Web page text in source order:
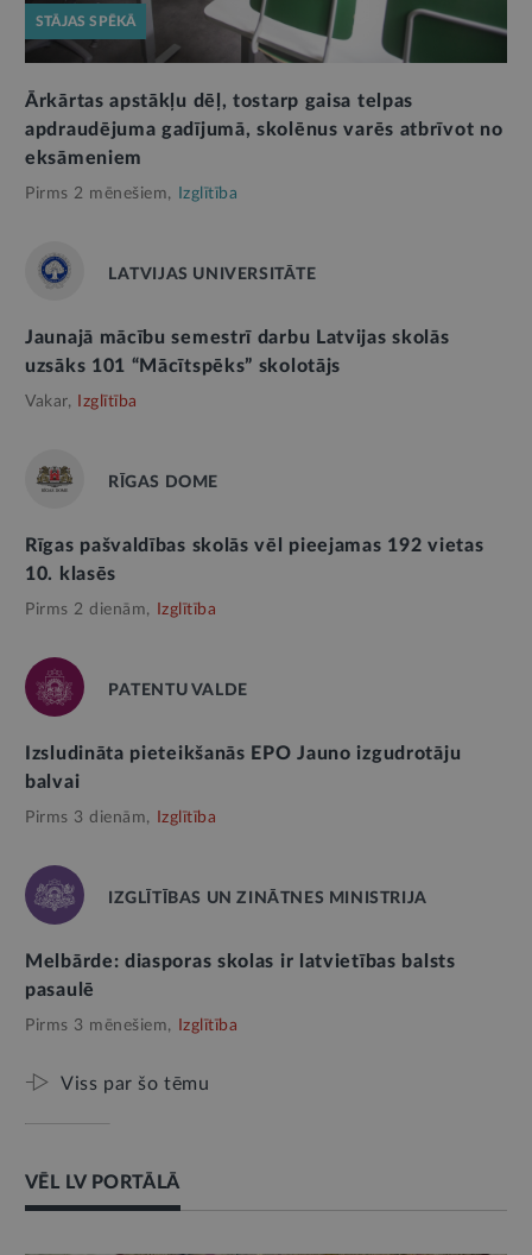
STĀJAS SPĒKĀ
Ārkārtas apstākļu dēļ, tostarp gaisa telpas
apdraudējuma gadījumā, skolēnus varēs atbrīvot no
eksāmeniem
Pirms 2 mēnešiem, Izglītība
LATVIJAS UNIVERSITĀTE
Jaunajā mācību semestrī darbu Latvijas skolās
uzsāks 101 “Mācītspēks” skolotājs
Vakar, Izglītība
RĪGAS DOME
Rīgas pašvaldības skolās vēl pieejamas 192 vietas
10. klasēs
Pirms 2 dienām, Izglītība
PATENTU VALDE
Izsludināta pieteikšanās EPO Jauno izgudrotāju
balvai
Pirms 3 dienām, Izglītība
IZGLĪTĪBAS UN ZINĀTNES MINISTRIJA
Melbārde: diasporas skolas ir latvietības balsts
pasaulē
Pirms 3 mēnešiem, Izglītība
Viss par šo tēmu
VĒL LV PORTĀLĀ